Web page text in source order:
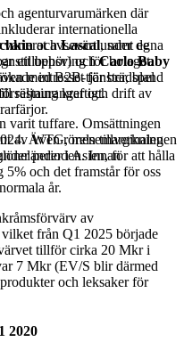
agenturvarumärken där
internationella
ochLascal, samt egna
ochCarlo Baby
med B2B-tjänster, bland
restauranger och drift av
av WTG, men tillverkningen
i Asien, för att hålla
avsevärt under de
ett uppsving för bolaget.
intresset för brädspel
kraftigt.
varit tuffare. Omsättningen
Även rörelsemarginalen
perioden. Innan
5% och det framstår för oss
år.
av
från Q1 2025 började
tillför cirka 20 Mkr i
7 Mkr (EV/S blir därmed
och leksaker för
2020